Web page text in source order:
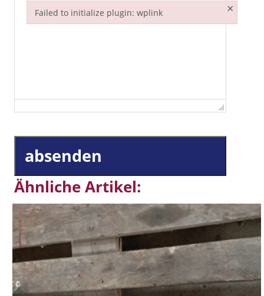
absenden
Ähnliche Artikel:
Failed to initialize plugin: wplink ×
Failed to initialize plugin: wplink